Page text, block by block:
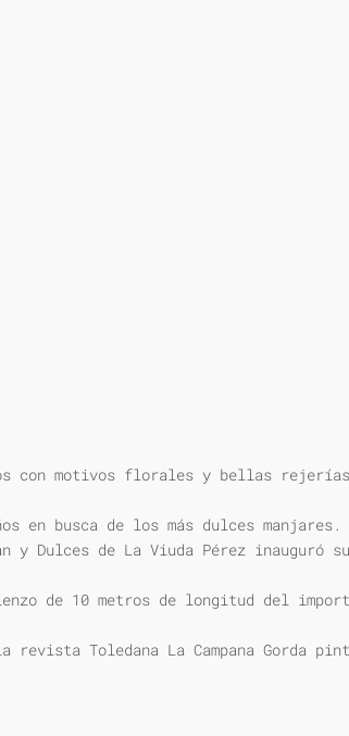
con motivos florales y bellas
en busca de los más dulces manjares.
y Dulces de La Viuda Pérez
de 10 metros de longitud del
Toledana La Campana Gorda